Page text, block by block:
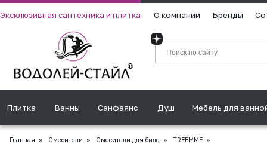
Эксклюзивная сантехника и плитка О компании Бренды
Плитка Ванны Санфаянс Душ Мебель для
Главная » Смесители » Смесители для биде » TREEMME »